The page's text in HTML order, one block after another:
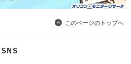
このページのトップへ